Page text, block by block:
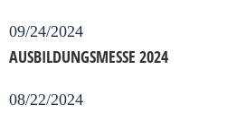
09/24/2024
AUSBILDUNGSMESSE 2024
08/22/2024